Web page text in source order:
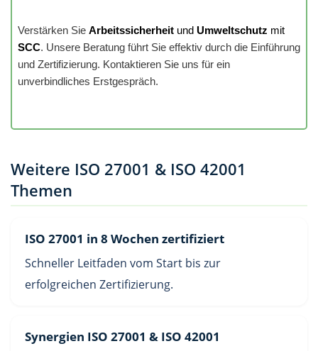
Verstärken Sie Arbeitssicherheit und Umweltschutz mit
SCC. Unsere Beratung führt Sie effektiv durch die Einführung
und Zertifizierung. Kontaktieren Sie uns für ein
unverbindliches Erstgespräch.
Weitere ISO 27001 & ISO 42001
Themen
ISO 27001 in 8 Wochen zertifiziert
Schneller Leitfaden vom Start bis zur
erfolgreichen Zertifizierung.
Synergien ISO 27001 & ISO 42001